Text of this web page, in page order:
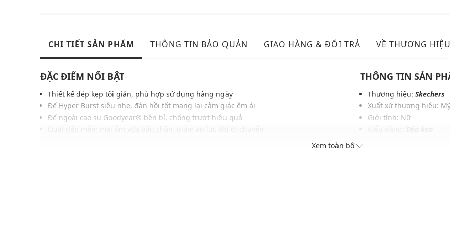
CHI TIẾT SẢN PHẨM THÔNG TIN BẢO QUẢN GIAO HÀNG & ĐỔI TRẢ VỀ THƯƠNG HIỆU
ĐẶC ĐIỂM NỔI BẬT
Thiết kế dép kẹp tối giản, phù hợp sử dụng hàng ngày
Đế Hyper Burst siêu nhẹ, đàn hồi tốt mang lại cảm giác êm ái
Đế ngoài cao su Goodyear® bền bỉ, chống trượt hiệu quả
THÔNG TIN SẢN
Thương hiệu: Skechers
Xuất xứ thương hiệu:
Giới tính: Nữ
Xem toàn bộ